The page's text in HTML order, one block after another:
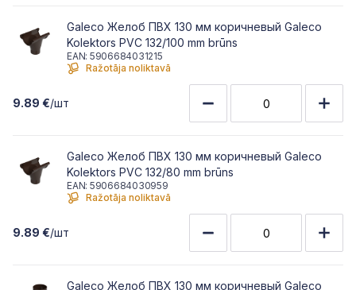
Galeco Желоб ПВХ 130 мм коричневый Galeco
Kolektors PVC 132/100 mm brūns
EAN: 5906684031215
Ražotāja noliktavā
9.89 €/шт
Galeco Желоб ПВХ 130 мм коричневый Galeco
Kolektors PVC 132/80 mm brūns
EAN: 5906684030959
Ražotāja noliktavā
9.89 €/шт
Galeco Желоб ПВХ 130 мм коричневый Galeco